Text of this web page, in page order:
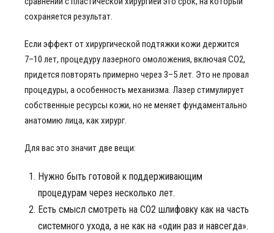
сохраняется результат.
Если эффект от хирургической подтяжки кожи держится
7–10 лет, процедуру лазерного омоложения, включая CO2,
придется повторять примерно через 3–5 лет. Это не провал
процедуры, а особенность механизма. Лазер стимулирует
собственные ресурсы кожи, но не меняет фундаментально
анатомию лица, как хирург.
Для вас это значит две вещи:
Нужно быть готовой к поддерживающим
процедурам через несколько лет.
Есть смысл смотреть на СО2 шлифовку как на часть
системного ухода, а не как на «один раз и навсегда».